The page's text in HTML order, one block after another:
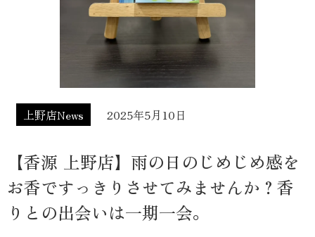
上野店News 2025年5月10日
【香源 上野店】雨の日のじめじめ感を
お香ですっきりさせてみませんか？香
りとの出会いは一期一会。